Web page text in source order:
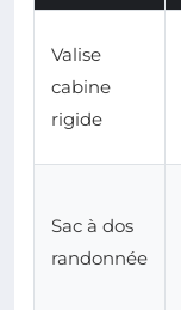
Valise
cabine
rigide
Sac à dos
randonnée